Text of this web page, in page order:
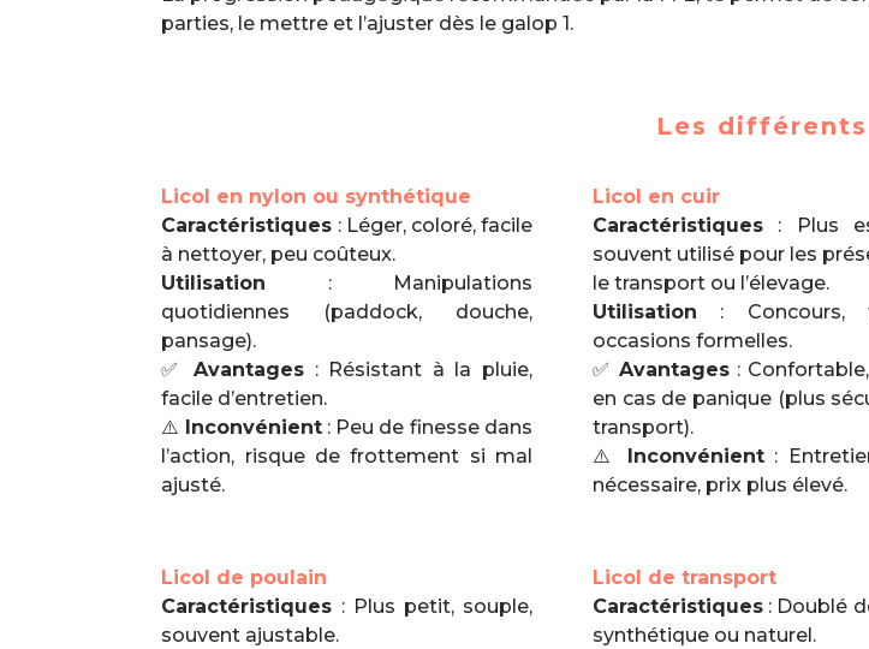
parties, le mettre et l’ajuster dès le galop 1.
Les
Licol en nylon ou synthétique
Caractéristiques : Léger, coloré, facile
à nettoyer, peu coûteux.
Utilisation : Manipulations
quotidiennes (paddock, douche,
pansage).
✅Avantages : Résistant à la pluie,
facile d’entretien.
⚠️ Inconvénient: Peu de finesse dans
l’action, risque de frottement si mal
ajusté.
Licol en cuir
Caractéristiques: Plus
souvent utilisé pour les
le transport ou l’élevage.
Utilisation : Concours,
occasions formelles.
✅ Avantages:
en cas de panique (plus
transport).
⚠️ Inconvénient:
nécessaire, prix plus élevé.
Licol de poulain
Caractéristiques : Plus petit, souple,
souvent ajustable.
Licol de transport
Caractéristiques: Doublé
synthétique ou naturel.